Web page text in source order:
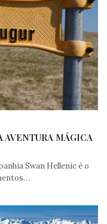
MÁGICA
Swan Hellenic é o